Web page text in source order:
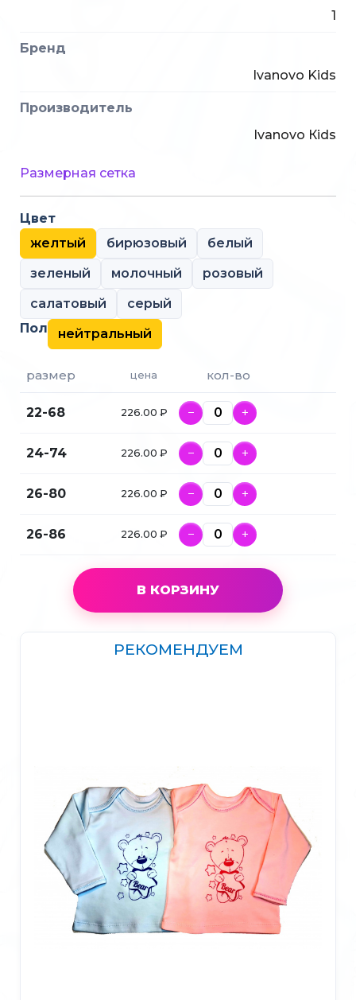
1
Бренд
Ivanovo Kids
Производитель
Ivanovo Кids
Размерная сетка
Цвет
желтый
бирюзовый
белый
зеленый
молочный
розовый
салатовый
серый
Пол
нейтральный
размер цена кол-во
22-68 226.00 ₽ − +
24-74 226.00 ₽ − +
26-80 226.00 ₽ − +
26-86 226.00 ₽ − +
В КОРЗИНУ
РЕКОМЕНДУЕМ